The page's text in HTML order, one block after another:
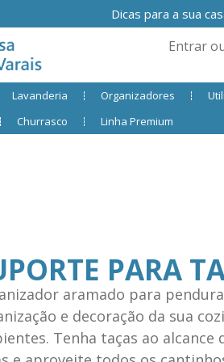
Dicas para a sua
Entrar
Lavanderia Organizadores
Churrasco Linha Premium
PARA
aramado para
e decoração da sua
Tenha taças ao alcance